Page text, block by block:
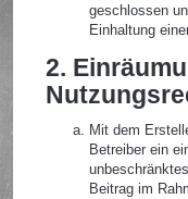
geschlossen
Einhaltung
2.
Mit dem
Betreiber ein
Beitrag im